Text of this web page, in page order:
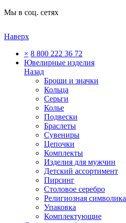
Мы в соц. сетях
Наверх
× 8 800 222 36 72
Ювелирные изделия
Назад
Броши и значки
Кольца
Серьги
Колье
Подвески
Браслеты
Сувениры
Цепочки
Комплекты
Изделия для мужчин
Детский ассортимент
Пирсинг
Столовое серебро
Религиозная символика
Упаковка
Комплектующие